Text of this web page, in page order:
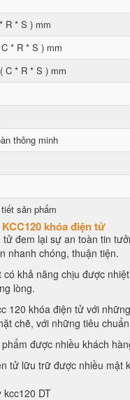
R * S ) mm
* R * S ) mm
C * R * S ) mm
thông minh
sản phẩm
khóa điện tử
đem lại sự an toàn tin
nhanh chóng, thuận tiện.
có khả năng chịu được
lòng.
120 khóa điện tử với
chẽ, với những tiêu
được nhiều khách
tử lữu trữ được nhiều mật